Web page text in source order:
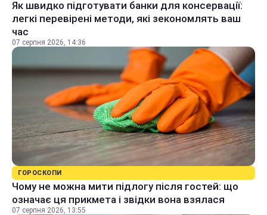
Як швидко підготувати банки для консервації:
легкі перевірені методи, які зекономлять ваш
час
07 серпня 2026, 14:36
ГОРОСКОПИ
Чому не можна мити підлогу після гостей: що
означає ця прикмета і звідки вона взялася
07 серпня 2026, 13:55